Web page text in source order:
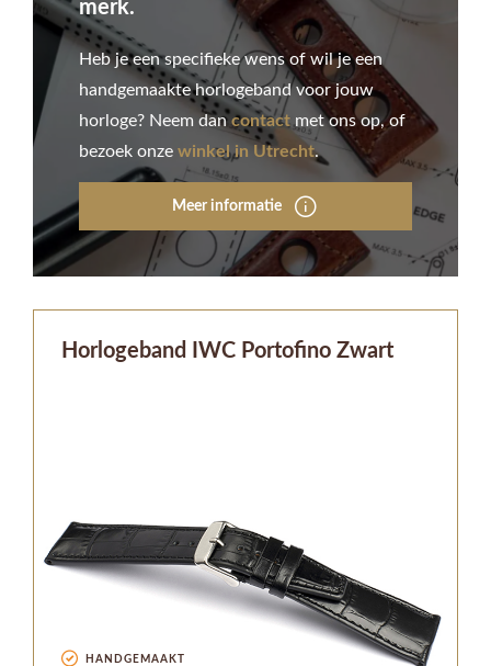
merk.
Heb je een specifieke wens of wil je een
handgemaakte horlogeband voor jouw
horloge? Neem dan contact met ons op, of
bezoek onze winkel in Utrecht.
Meer informatie
Horlogeband IWC Portofino Zwart
HANDGEMAAKT